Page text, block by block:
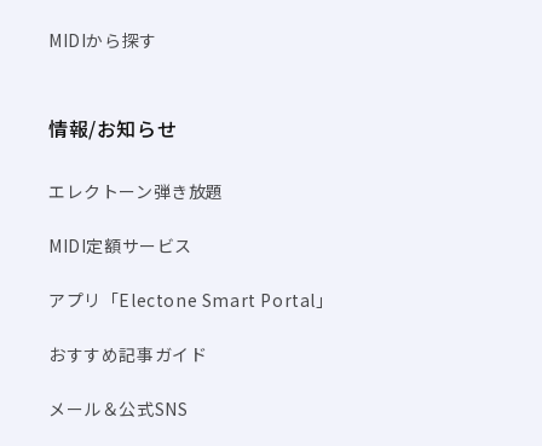
MIDIから探す
情報/お知らせ
エレクトーン弾き放題
MIDI定額サービス
アプリ「Electone Smart Portal」
おすすめ記事ガイド
メール＆公式SNS